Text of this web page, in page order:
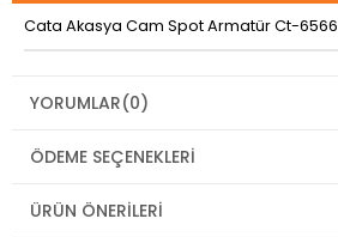
Cata Akasya Cam Spot Armatür Ct-6566
YORUMLAR(0)
ÖDEME SEÇENEKLERI
ÜRÜN ÖNERILERI